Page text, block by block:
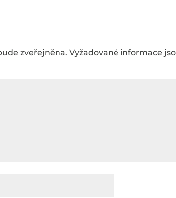
zveřejněna. Vyžadované informace